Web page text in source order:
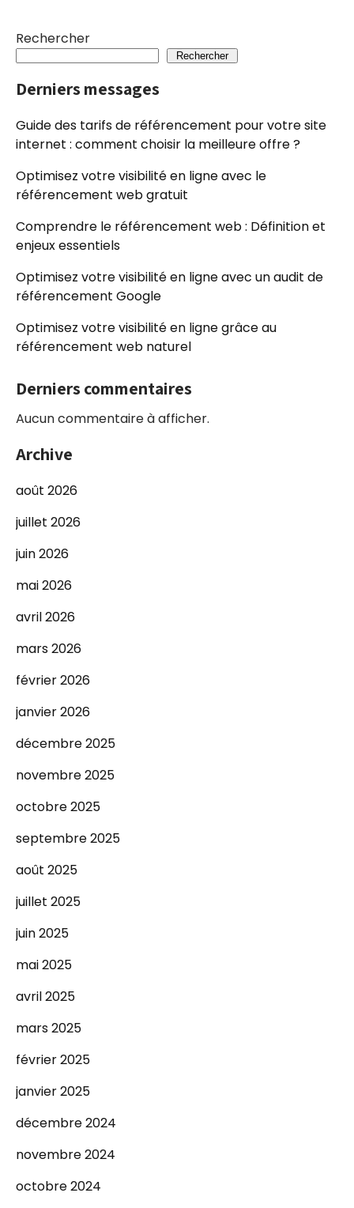
Rechercher
Rechercher
Derniers messages
Guide des tarifs de référencement pour votre site
internet : comment choisir la meilleure offre ?
Optimisez votre visibilité en ligne avec le
référencement web gratuit
Comprendre le référencement web : Définition et
enjeux essentiels
Optimisez votre visibilité en ligne avec un audit de
référencement Google
Optimisez votre visibilité en ligne grâce au
référencement web naturel
Derniers commentaires
Aucun commentaire à afficher.
Archive
août 2026
juillet 2026
juin 2026
mai 2026
avril 2026
mars 2026
février 2026
janvier 2026
décembre 2025
novembre 2025
octobre 2025
septembre 2025
août 2025
juillet 2025
juin 2025
mai 2025
avril 2025
mars 2025
février 2025
janvier 2025
décembre 2024
novembre 2024
octobre 2024